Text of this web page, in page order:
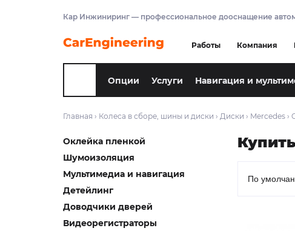
Кар Инжиниринг — профессиональное дооснащение
Работы Компания
Опции Услуги Навигация и
Главная › Колеса в сборе, шины и диски › Диски › Mercedes ›
Оклейка пленкой
Шумоизоляция
Мультимедиа и навигация
Детейлинг
Доводчики дверей
Видеорегистраторы